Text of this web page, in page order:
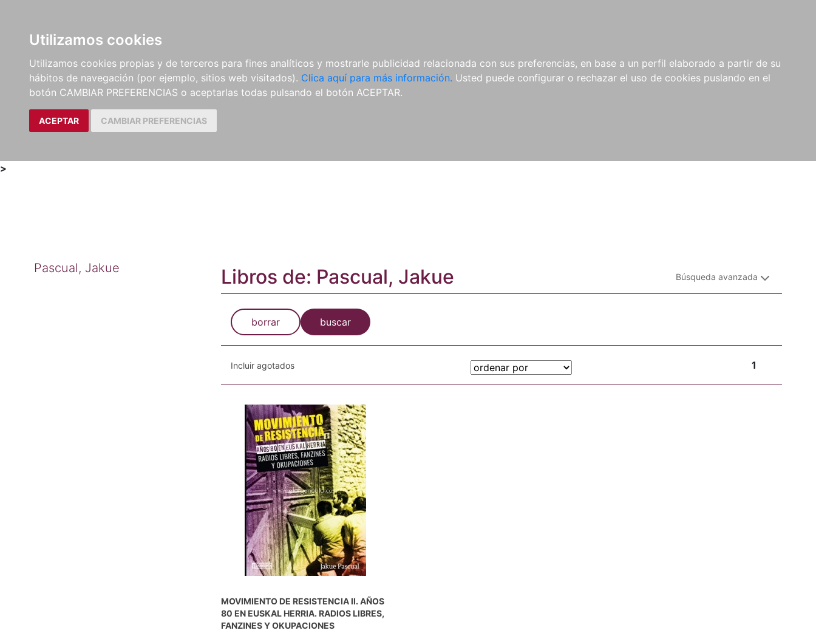
Utilizamos cookies
Utilizamos cookies propias y de terceros para fines analíticos y mostrarle publicidad relacionada con sus preferencias, en base a un perfil elaborado a partir de su
hábitos de navegación (por ejemplo, sitios web visitados). Clica aquí para más información. Usted puede configurar o rechazar el uso de cookies puslando en el
botón CAMBIAR PREFERENCIAS o aceptarlas todas pulsando el botón ACEPTAR.
ACEPTAR CAMBIAR PREFERENCIAS
LIBROS
MÉTODOS Y
EJERCICIOS
PARTITURAS Y EDICIONES
CRÍTICAS
REVISTAS
CDS Y
DVDS
MATERIAL
COMPLEMENTARIO
NOVEDADES NOTICIAS
COMPRAS
INSTITUCIONALES
>
Pascual, Jakue Libros de: Pascual, Jakue Búsqueda avanzada
borrar buscar
Incluir agotados 1
MOVIMIENTO DE RESISTENCIA II. AÑOS
80 EN EUSKAL HERRIA. RADIOS LIBRES,
FANZINES Y OKUPACIONES